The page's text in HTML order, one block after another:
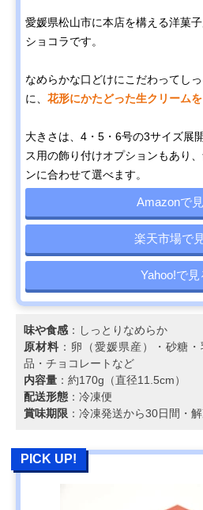
愛媛県松山市に本店を構える洋菓
ショコラです。
なめらかな口どけにこだわってし
に、 花形にかたどった生クリーム
大きさは、4・5・6号の3サイズ展
ス用の飾り付けオプションもあり
ンに合わせて選べます。
Amazonで
楽天市場で
Yahoo!で見
味や食感 ：しっとりなめらか
原材料 ：卵（愛媛県産）・砂糖
品・チョコレートなど
内容量 ：約170g（直径11.5cm）
配送形態 ：冷凍便
賞味期限 ：冷凍発送から30日間・
PICK UP!